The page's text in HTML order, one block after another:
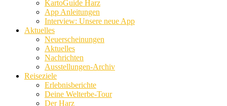
KartoGuide Harz
App Anleitungen
Interview: Unsere neue App
Aktuelles
Neuerscheinungen
Aktuelles
Nachrichten
Ausstellungen-Archiv
Reiseziele
Erlebnisberichte
Deine Welterbe-Tour
Der Harz